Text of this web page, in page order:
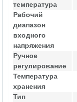
температура
Рабочий
диапазон
входного
напряжения
Ручное
регулирование
Температура
хранения
Тип